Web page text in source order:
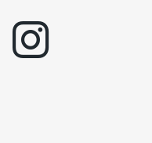
instagram